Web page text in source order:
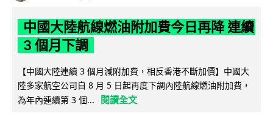
中國大陸航線燃油附加費今日再降 連續
3 個月下調
【中國大陸連續 3 個月減附加費，相反香港不斷加價】中國大
陸多家航空公司自 8 月 5 日起再度下調內陸航線燃油附加費，
為年內連續第 3 個...
閱讀全文